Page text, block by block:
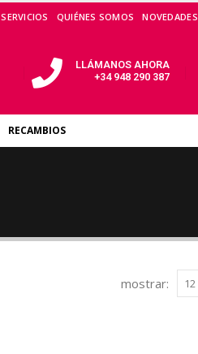
SERVICIOS QUIÉNES SOMOS NOVEDADES
LLÁMANOS AHORA
+34 948 290 387
RECAMBIOS
mostrar: